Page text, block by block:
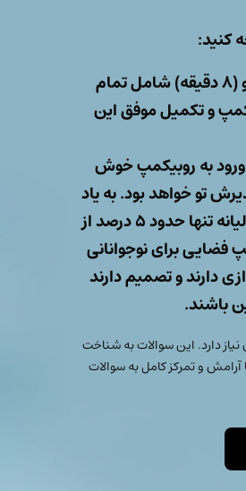
کنید:
این ویدیو (۸ دقیقه) شامل تمام
و تکمیل موفق این
ورود به روبیکمپ خوش
تو خواهد بود. به یاد
داشته باش، رقابت جدی است و سالیانه تنها حدود ۵ درصد از
برای نوجوانانی
دارند و تصمیم دارند
باشند.
متمرکز حدود ۳۰ دقیقه زمان نیاز دارد. این سوالات به شناخت
و تمرکز کامل به سوالات